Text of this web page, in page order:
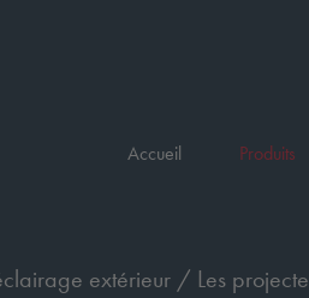
Accueil Produits
extérieur / Les